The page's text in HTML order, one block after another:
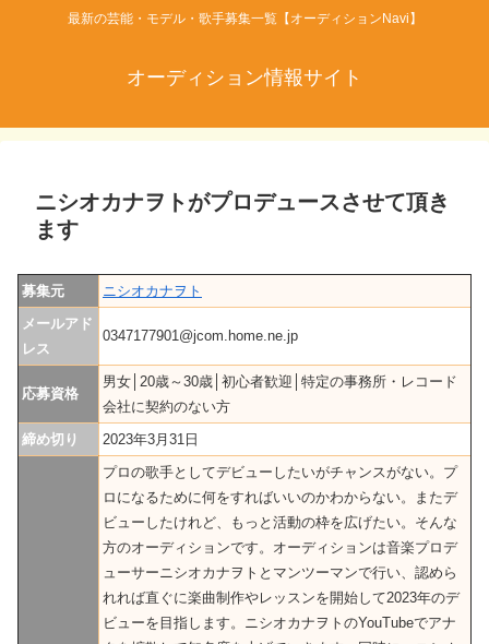
最新の芸能・モデル・歌手募集一覧【オーディションNavi】
オーディション情報サイト
ニシオカナヲトがプロデュースさせて頂き
ます
募集元
ニシオカナヲト
メールアド
レス
0347177901@jcom.home.ne.jp
応募資格
男女│20歳～30歳│初心者歓迎│特定の事務所・レコード
会社に契約のない方
締め切り
2023年3月31日
プロの歌手としてデビューしたいがチャンスがない。プ
ロになるために何をすればいいのかわからない。またデ
ビューしたけれど、もっと活動の枠を広げたい。そんな
方のオーディションです。オーディションは音楽プロデ
ューサーニシオカナヲトとマンツーマンで行い、認めら
れれば直ぐに楽曲制作やレッスンを開始して2023年のデ
ビューを目指します。ニシオカナヲトのYouTubeでアナ